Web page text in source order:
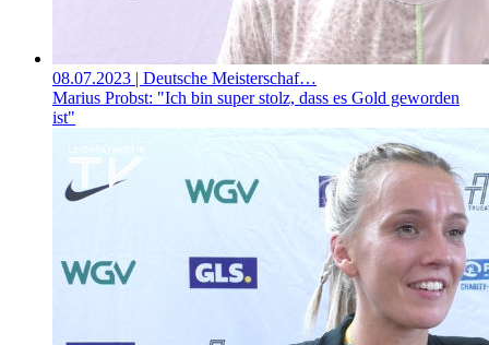
08.07.2023 | Deutsche Meisterschaf…
Marius Probst: "Ich bin super stolz, dass es Gold geworden
ist"